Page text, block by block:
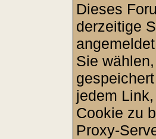
Dieses
derzeitige
Sie
jedem
Cookie zu
Proxy-